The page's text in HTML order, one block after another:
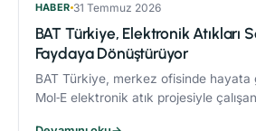
HABER 31 Temmuz 2026
BAT Türkiye, Elektronik Atıkları
Faydaya Dönüştürüyor
BAT Türkiye, merkez ofisinde hayata
Mol‑E elektronik atık projesiyle